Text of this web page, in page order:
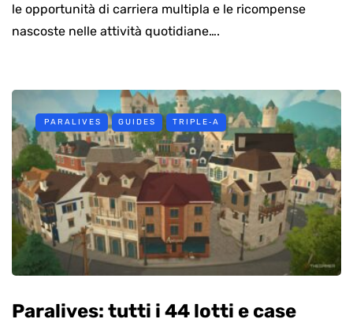
le opportunità di carriera multipla e le ricompense
nascoste nelle attività quotidiane….
PARALIVES GUIDES TRIPLE‑A
Paralives: tutti i 44 lotti e case